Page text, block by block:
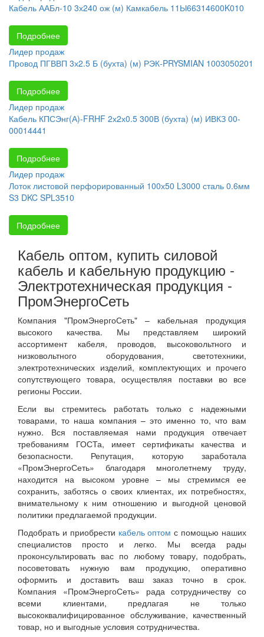
Кабель ААБл-10 3х240 ож (м) Камкабель 11Ы66314600K010
Подробнее
Лидер продаж
Провод ПГВВП 3х2.5 Б (бухта) (м) РЭК-PRYSMIAN 1003050201
Подробнее
Лидер продаж
Кабель КПСЭнг(А)-FRHF 2х2х0.5 300В (бухта) (м) ИВКЗ 00-
00014441
Подробнее
Лидер продаж
Лоток листовой перфорированный 100х50 L3000 сталь 0.6мм
S3 DKC SPL3510
Подробнее
Кабель оптом, купить силовой
кабель и кабельную продукцию -
Электротехническая продукция -
ПромЭнергоСеть
Компания "ПромЭнергоСеть" – кабельная продукция
высокого качества. Мы представляем широкий
ассортимент кабеля, проводов, высоковольтного и
низковольтного оборудования, светотехники,
электротехнических изделий, комплектующих и прочего
сопутствующего товара, осуществляя поставки во все
регионы России.
Если вы стремитесь работать только с надежными
товарами, то наша компания – это именно то, что вам
нужно. Вся поставляемая нами продукция отвечает
требованиям ГОСТа, имеет сертификаты качества и
безопасности. Репутация, которую заработала
«ПромЭнергоСеть» благодаря многолетнему труду,
находится на высоком уровне – мы стремимся ее
сохранить, заботясь о своих клиентах, их потребностях,
внимательному к ним отношению и выгодной ценовой
политики предлагаемой продукции.
Подобрать и приобрести кабель оптом с помощью наших
специалистов просто и легко. Мы всегда рады
проконсультировать вас по любому товару, подобрать,
посоветовать нужную вам продукцию, оперативно
оформить и доставить ваш заказ точно в срок.
Компания «ПромЭнергоСеть» рада сотрудничеству со
всеми клиентами, предлагая не только
высококвалифицированное обслуживание, качественный
товар, но и выгодные условия сотрудничества.